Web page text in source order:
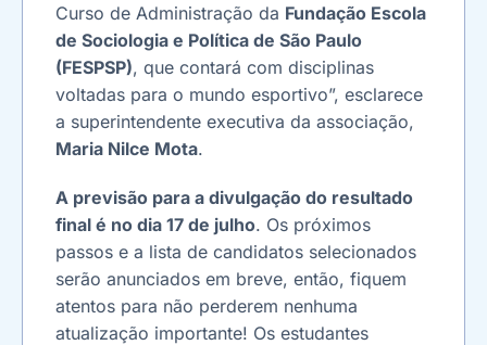
Curso de Administração da Fundação Escola
de Sociologia e Política de São Paulo
(FESPSP), que contará com disciplinas
voltadas para o mundo esportivo”, esclarece
a superintendente executiva da associação,
Maria Nilce Mota.
A previsão para a divulgação do resultado
final é no dia 17 de julho. Os próximos
passos e a lista de candidatos selecionados
serão anunciados em breve, então, fiquem
atentos para não perderem nenhuma
atualização importante! Os estudantes